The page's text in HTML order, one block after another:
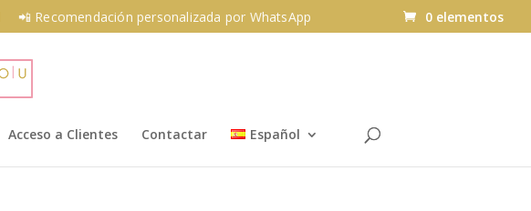
📲 Recomendación personalizada por WhatsApp 0 elementos
Acceso a Clientes Contactar Español